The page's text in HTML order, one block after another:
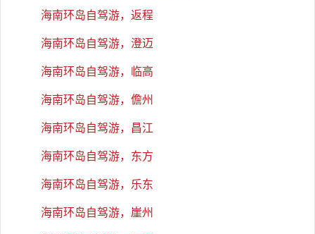
海南环岛自驾游，返程
海南环岛自驾游，澄迈
海南环岛自驾游，临高
海南环岛自驾游，儋州
海南环岛自驾游，昌江
海南环岛自驾游，东方
海南环岛自驾游，乐东
海南环岛自驾游，崖州